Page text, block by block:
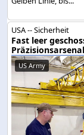
USA -- Sicherheit
Fast leer
Präzisionsarsenal
US Army